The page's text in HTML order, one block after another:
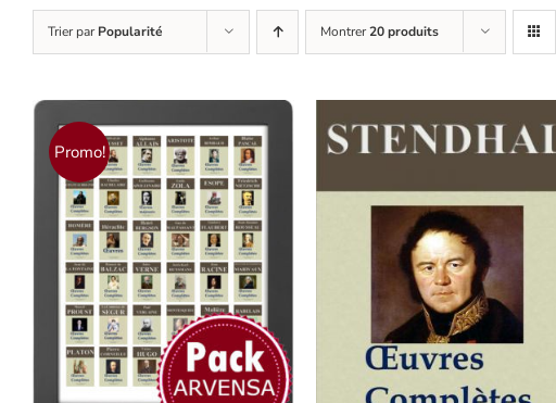
Trier parPopularité Montrer20 produits
Promo!
AJOUTER AU PANIER
/
DÉTAILS
AJOUTER AU PANIER
DÉTAILS